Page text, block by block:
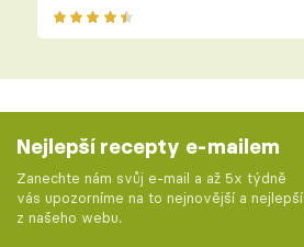
Nejlepší recepty e-mailem
Zanechte nám svůj e-mail a až 5x týdně
vás upozorníme na to nejnovější a nejlepší
z našeho webu.